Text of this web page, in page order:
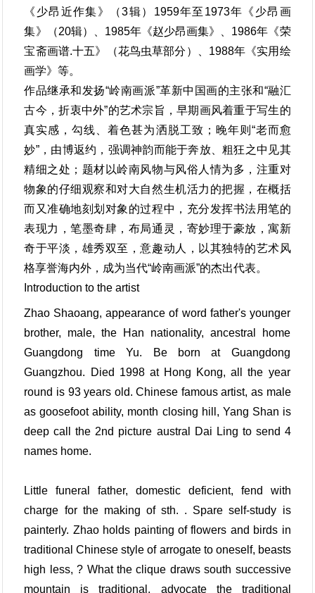
《少昂近作集》（3辑）1959年至1973年《少昂画
集》（20辑）、1985年《赵少昂画集》、1986年《荣
宝斋画谱.十五》（花鸟虫草部分）、1988年《实用绘
画学》等。
作品继承和发扬“岭南画派”革新中国画的主张和“融汇
古今，折衷中外”的艺术宗旨，早期画风着重于写生的
真实感，勾线、着色甚为洒脱工致；晚年则“老而愈
妙”，由博返约，强调神韵而能于奔放、粗狂之中见其
精细之处；题材以岭南风物与风俗人情为多，注重对
物象的仔细观察和对大自然生机活力的把握，在概括
而又准确地刻划对象的过程中，充分发挥书法用笔的
表现力，笔墨奇肆，布局通灵，寄妙理于豪放，寓新
奇于平淡，雄秀双至，意趣动人，以其独特的艺术风
格享誉海内外，成为当代“岭南画派”的杰出代表。
Introduction to the artist
Zhao Shaoang, appearance of word father's younger
brother, male, the Han nationality, ancestral home
Guangdong time Yu. Be born at Guangdong
Guangzhou. Died 1998 at Hong Kong, all the year
round is 93 years old. Chinese famous artist, as male
as goosefoot ability, month closing hill, Yang Shan is
deep call the 2nd picture austral Dai Ling to send 4
names home.
Little funeral father, domestic deficient, fend with
charge for the making of sth. . Spare self-study is
painterly. Zhao holds painting of flowers and birds in
traditional Chinese style of arrogate to oneself, beasts
high less, ? What the clique draws south successive
mountain is traditional, advocate the traditional